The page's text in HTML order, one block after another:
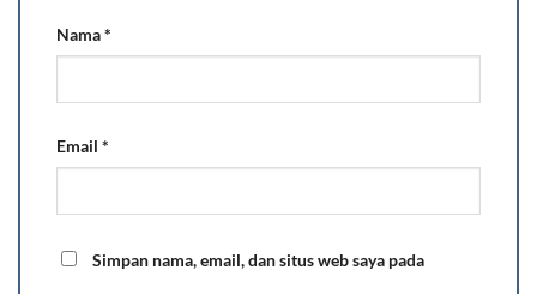
Nama*
Email *
Simpan nama, email, dan situs web saya pada